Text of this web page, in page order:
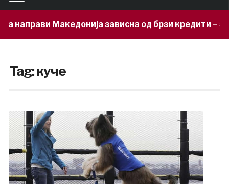
Македонија зависна од брзи кредити –
Tag:куче